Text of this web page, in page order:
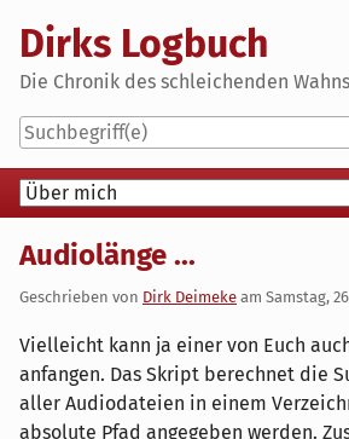
content
Dirks Logbuch
Die Chronik des schleichenden
Navigation
Audiolänge ...
Geschrieben von Dirk Deimeke am Samstag,
Vielleicht kann ja einer von Euch
anfangen. Das Skript berechnet die
aller Audiodateien in einem
absolute Pfad angegeben werden.